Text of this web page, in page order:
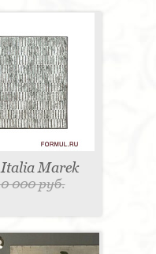
Italia Marek
000 руб.